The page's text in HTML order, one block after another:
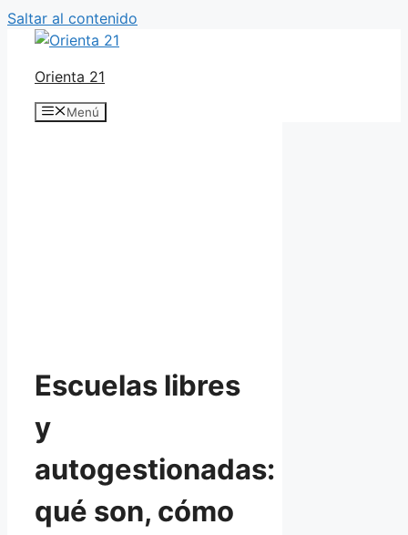
Saltar al contenido
Orienta 21
Menú
Escuelas libres
y
autogestionadas:
qué son, cómo